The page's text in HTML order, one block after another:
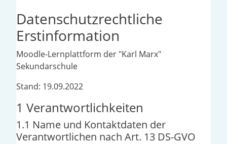
Datenschutzrechtliche
Erstinformation
Moodle-Lernplattform der "Karl Marx"
Sekundarschule
Stand: 19.09.2022
1 Verantwortlichkeiten
1.1 Name und Kontaktdaten der
Verantwortlichen nach Art. 13 DS-GVO